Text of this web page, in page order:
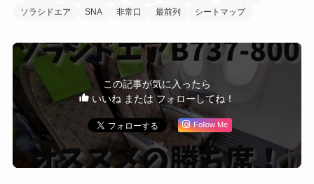
ソラシドエア SNA 非常口 最前列 シートマップ
この記事が気に入ったら
いいね または フォローしてね！
Follow Me